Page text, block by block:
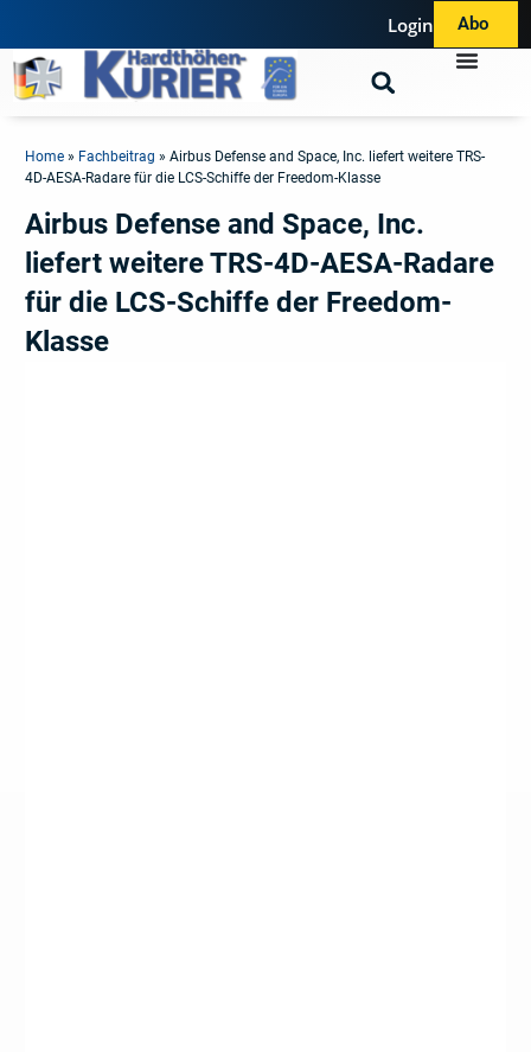
Login Abo
Home » Fachbeitrag »Airbus Defense and Space, Inc. liefert weitere TRS-
4D-AESA-Radare für die LCS-Schiffe der Freedom-Klasse
Airbus Defense and Space, Inc.
liefert weitere TRS-4D-AESA-Radare
für die LCS-Schiffe der Freedom-
Klasse